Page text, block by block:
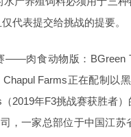
代表提交给挑战的提要。
——肉食动物版：BGreen
Farms正在配制以
2019年F3挑战赛获胜者
，一家总部位于中国江